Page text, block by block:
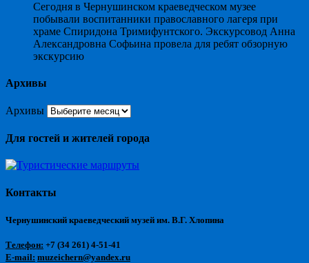
Сегодня в Чернушинском краеведческом музее
побывали воспитанники православного лагеря при
храме Спиридона Тримифунтского. Экскурсовод Анна
Александровна Софьина провела для ребят обзорную
экскурсию
Архивы
Архивы
Для гостей и жителей города
Контакты
Чернушинский краеведческий музей им. В.Г. Хлопина
Телефон: +7 (34 261) 4-51-41
E-mail: muzeichern@yandex.ru